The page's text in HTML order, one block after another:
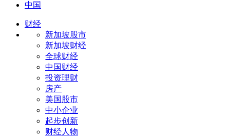
中国
财经
新加坡股市
新加坡财经
全球财经
中国财经
投资理财
房产
美国股市
中小企业
起步创新
财经人物